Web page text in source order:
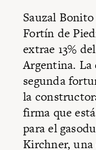
Sauzal
Fortín de
extrae 13%
Argentina. La
segunda
la
firma que
para el
Kirchner, una